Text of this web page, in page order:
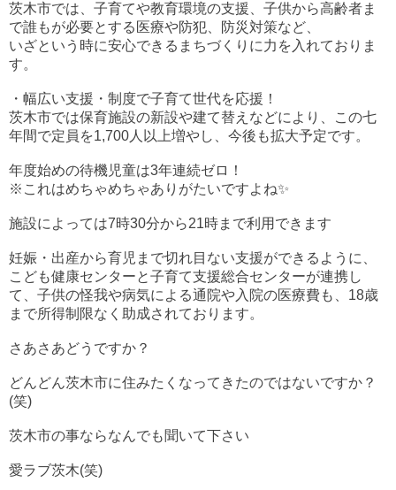
茨木市では、子育てや教育環境の支援、子供から高齢者ま
で誰もが必要とする医療や防犯、防災対策など、
いざという時に安心できるまちづくりに力を入れておりま
す。
・幅広い支援・制度で子育て世代を応援！
茨木市では保育施設の新設や建て替えなどにより、この七
年間で定員を1,700人以上増やし、今後も拡大予定です。
年度始めの待機児童は3年連続ゼロ！
※これはめちゃめちゃありがたいですよね✨
施設によっては7時30分から21時まで利用できます
妊娠・出産から育児まで切れ目ない支援ができるように、
こども健康センターと子育て支援総合センターが連携し
て、子供の怪我や病気による通院や入院の医療費も、18歳
まで所得制限なく助成されております。
さあさあどうですか？
どんどん茨木市に住みたくなってきたのではないですか？
(笑)
茨木市の事ならなんでも聞いて下さい
愛ラブ茨木(笑)